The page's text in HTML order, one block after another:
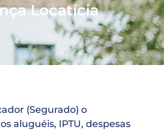
Locatícia
(Segurado) o
aluguéis, IPTU, despesas